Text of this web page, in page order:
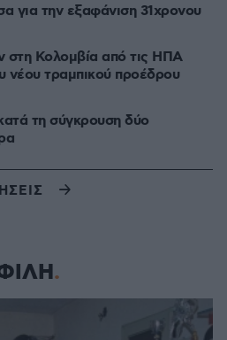
για την εξαφάνιση 31χρονου
στη Κολομβία από τις ΗΠΑ
νέου τραμπικού προέδρου
τη σύγκρουση δύο